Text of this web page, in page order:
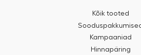
Kõik tooted
Kampaaniad
Hinnapäring